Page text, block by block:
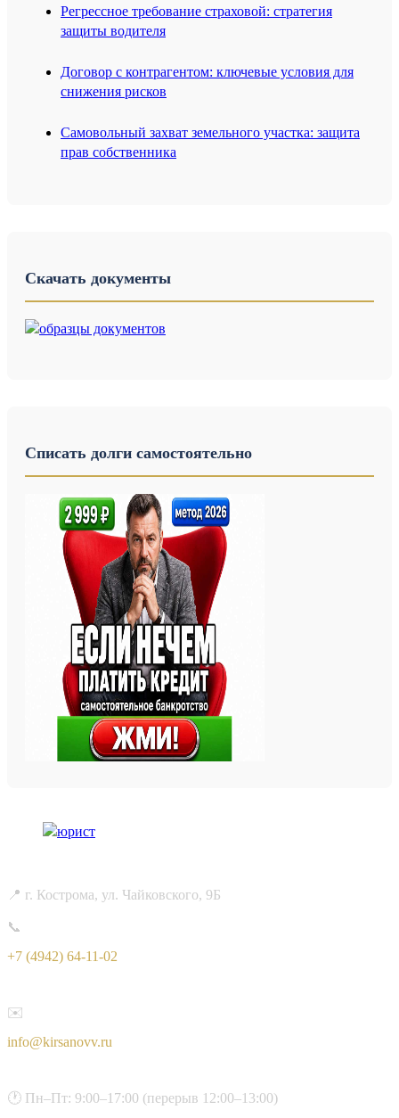
Регрессное требование страховой: стратегия
защиты водителя
Договор с контрагентом: ключевые условия для
снижения рисков
Самовольный захват земельного участка: защита
прав собственника
Скачать документы
Списать долги самостоятельно
📍 г. Кострома, ул. Чайковского, 9Б
📞
+7 (4942) 64-11-02
✉️
info@kirsanovv.ru
🕐 Пн–Пт: 9:00–17:00 (перерыв 12:00–13:00)